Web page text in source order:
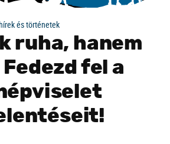
és történetek
ruha, hanem
fel a